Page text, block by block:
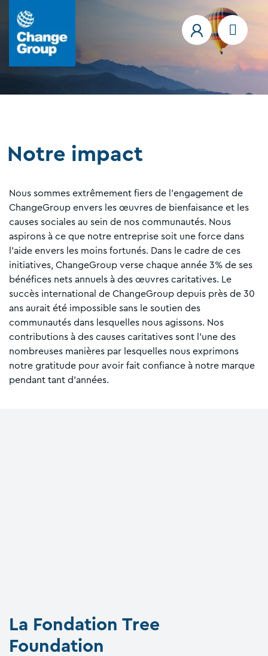
Notre impact
Nous sommes extrêmement fiers de l’engagement de
ChangeGroup envers les œuvres de bienfaisance et les
causes sociales au sein de nos communautés. Nous
aspirons à ce que notre entreprise soit une force dans
l’aide envers les moins fortunés. Dans le cadre de ces
initiatives, ChangeGroup verse chaque année 3% de ses
bénéfices nets annuels à des œuvres caritatives. Le
succès international de ChangeGroup depuis près de 30
ans aurait été impossible sans le soutien des
communautés dans lesquelles nous agissons. Nos
contributions à des causes caritatives sont l'une des
nombreuses manières par lesquelles nous exprimons
notre gratitude pour avoir fait confiance à notre marque
pendant tant d'années.
La Fondation Tree
Foundation